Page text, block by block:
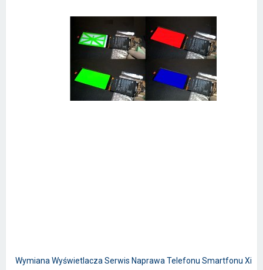
Wymiana Wyświetlacza Serwis Naprawa Telefonu Smartfonu